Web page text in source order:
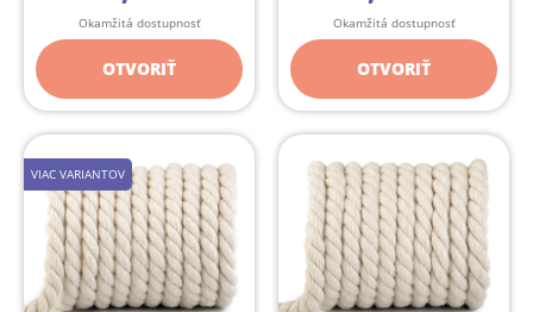
Okamžitá dostupnosť
OTVORIŤ
Okamžitá dostupnosť
OTVORIŤ
VIAC VARIANTOV